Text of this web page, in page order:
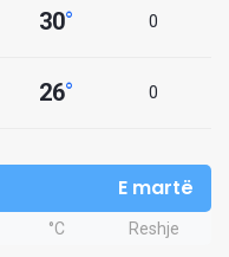
30° 0
26° 0
E martë
°C Reshje